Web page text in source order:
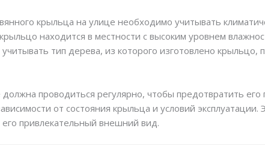
крыльца на улице необходимо учитывать
находится в местности с высоким уровнем
тип дерева, из которого изготовлено крыльцо,
проводиться регулярно, чтобы предотвратить
от состояния крыльца и условий
привлекательный внешний вид.